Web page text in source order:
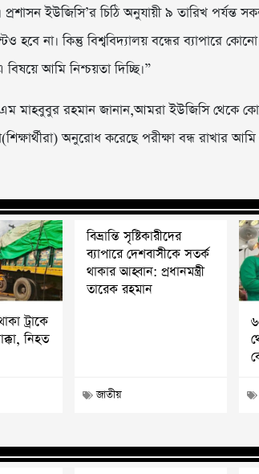
ইউজিসি’র চিঠি অনুযায়ী ৯ তারিখ পর্যন্ত
হবে না। কিন্তু বিশ্ববিদ্যালয় বন্ধের ব্যাপারে
আমি নিশ্চয়তা দিচ্ছি।”
এম মাহবুবুর রহমান জানান,আমরা ইউজিসি থেকে
অনুরোধ করেছে পরীক্ষা বন্ধ রাখার
ট্রাকে
নিহত
বিভ্রান্তি সৃষ্টিকারীদের
ব্যাপারে দেশবাসীকে সতর্ক
থাকার আহ্বান: প্রধানমন্ত্রী
তারেক রহমান
জাতীয়